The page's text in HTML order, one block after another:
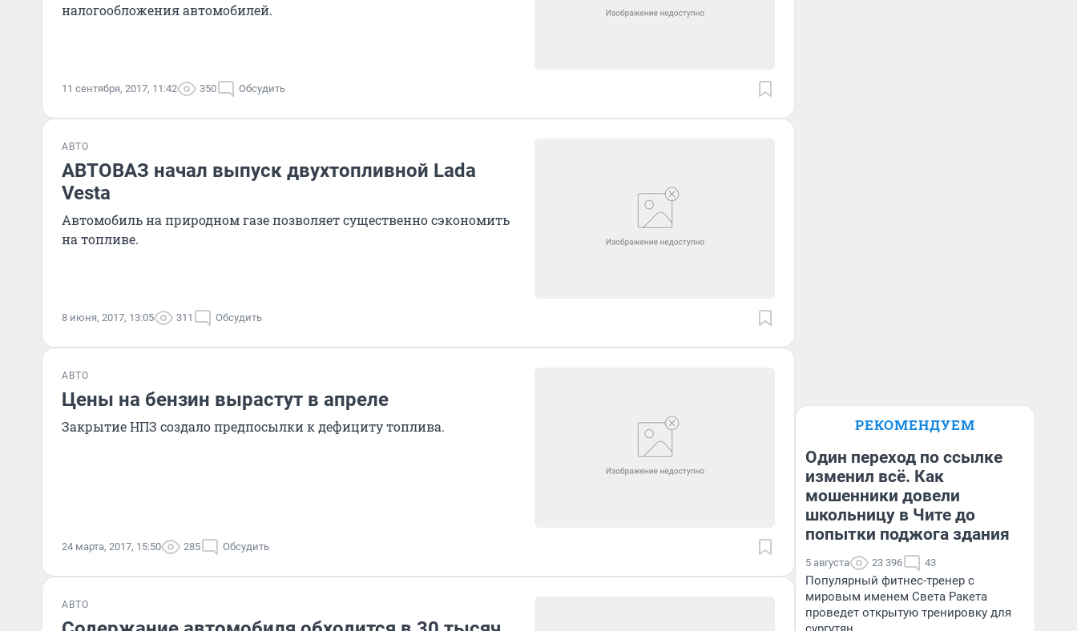
налогообложения автомобилей.
11 сентября, 2017, 11:42 350 Обсудить
АВТО
АВТОВАЗ начал выпуск двухтопливной Lada
Vesta
Автомобиль на природном газе позволяет существенно сэкономить
на топливе.
8 июня, 2017, 13:05 311 Обсудить
АВТО
Цены на бензин вырастут в апреле
Закрытие НПЗ создало предпосылки к дефициту топлива.
24 марта, 2017, 15:50 285 Обсудить
АВТО
РЕКОМЕНДУЕМ
Один переход по ссылке
изменил всё. Как
мошенники довели
школьницу в Чите до
попытки поджога здания
5 августа 23 396 43
Популярный фитнес-тренер с
мировым именем Света Ракета
проведет открытую тренировку для